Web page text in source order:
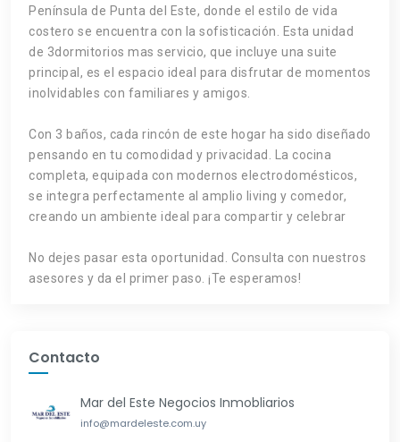
Península de Punta del Este, donde el estilo de vida
costero se encuentra con la sofisticación. Esta unidad
de 3dormitorios mas servicio, que incluye una suite
principal, es el espacio ideal para disfrutar de momentos
inolvidables con familiares y amigos.
Con 3 baños, cada rincón de este hogar ha sido diseñado
pensando en tu comodidad y privacidad. La cocina
completa, equipada con modernos electrodomésticos,
se integra perfectamente al amplio living y comedor,
creando un ambiente ideal para compartir y celebrar
No dejes pasar esta oportunidad. Consulta con nuestros
asesores y da el primer paso. ¡Te esperamos!
Contacto
Mar del Este Negocios Inmobliarios
info@mardeleste.com.uy